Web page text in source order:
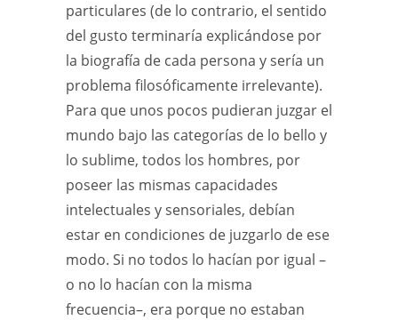
particulares (de lo contrario, el sentido
del gusto terminaría explicándose por
la biografía de cada persona y sería un
problema filosóficamente irrelevante).
Para que unos pocos pudieran juzgar el
mundo bajo las categorías de lo bello y
lo sublime, todos los hombres, por
poseer las mismas capacidades
intelectuales y sensoriales, debían
estar en condiciones de juzgarlo de ese
modo. Si no todos lo hacían por igual –
o no lo hacían con la misma
frecuencia–, era porque no estaban